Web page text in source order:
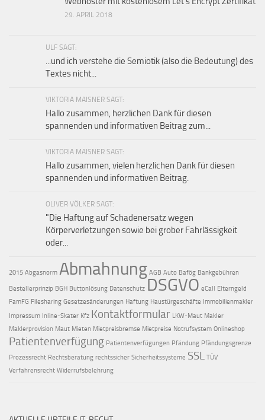
29. APRIL 2018
ULF SAGT:
...und ich verstehe die Semiotik (also die Bedeutung) des
Textes nicht...
VIKTORIA MAISNER SAGT:
Hallo zusammen, herzlichen Dank für diesen
spannenden und informativen Beitrag zum...
VIKTORIA MAISNER SAGT:
Hallo zusammen, vielen herzlichen Dank für diesen
spannenden und informativen Beitrag.
OLIVER VÖLKER SAGT:
"Die Haftung auf Schaden­ersatz wegen
Körperverletzungen sowie bei grober Fahr­lässig­keit
oder...
2015 Abgasnorm Abmahnung AGB Auto Bafög Bankgebühren
Bestellerprinzip BGH Buttonlösung Datenschutz DSGVO eCall
Elterngeld
FamFG Filesharing Gesetzesänderungen Haftung Haustürgeschäfte Immobilienmakler
Impressum Inline-Skater Kfz Kontaktformular LKW-Maut Makler
Maklerprovision Maut Mieten Mietpreisbremse Mietpreise Notrufsystem Onlineshop
Patientenverfügung Patientenverfügungen Pfändung Pfändungsgrenze
Prozessrecht Rechtsberatung rechtssicher Sicherheitssysteme SSL TÜV
Verfahrensrecht Widerrufsbelehrung